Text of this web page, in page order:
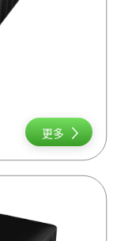
更多